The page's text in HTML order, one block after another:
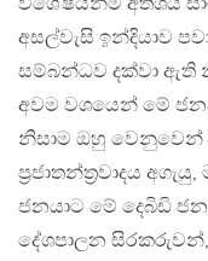
අසල්වැසි ඉන්දියාව
සම්බන්ධව දක්වා
අවම වශයෙන් මේ
නිසාම ඔහු වෙනුවෙන්
ප්‍රජාතන්ත්‍රවාදය
ජනයාට මේ දෙබිඩි
දේශපාලන